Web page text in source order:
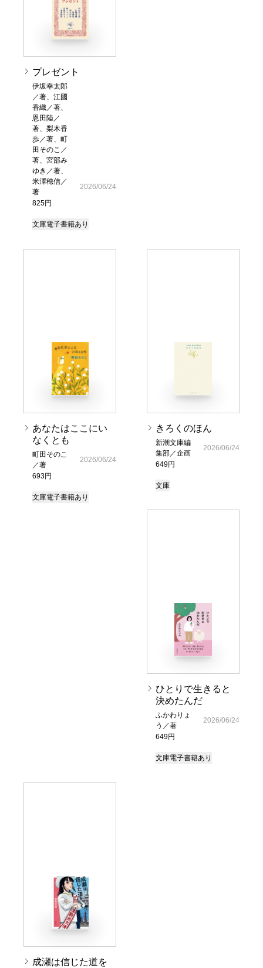
プレゼント
伊坂幸太郎
／著、江國
香織／著、
恩田陸／
著、梨木香
歩／著、町
田そのこ／
著、宮部み
ゆき／著、
米澤穂信／
著
825円
2026/06/24
文庫電子書籍あり
あなたはここにい
なくとも
町田そのこ
／著
693円
2026/06/24
文庫電子書籍あり
きろくのほん
新潮文庫編
集部／企画
649円
2026/06/24
文庫
ひとりで生きると
決めたんだ
ふかわりょ
う／著
649円
2026/06/24
文庫電子書籍あり
成瀬は信じた道を